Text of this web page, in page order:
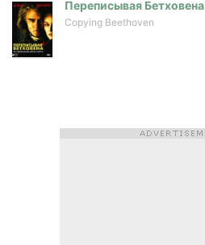
Переписывая Бетховена
Copying Beethoven